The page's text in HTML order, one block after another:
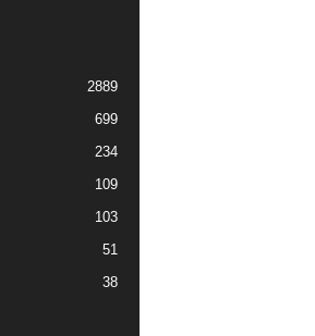
2889
699
234
109
103
51
38